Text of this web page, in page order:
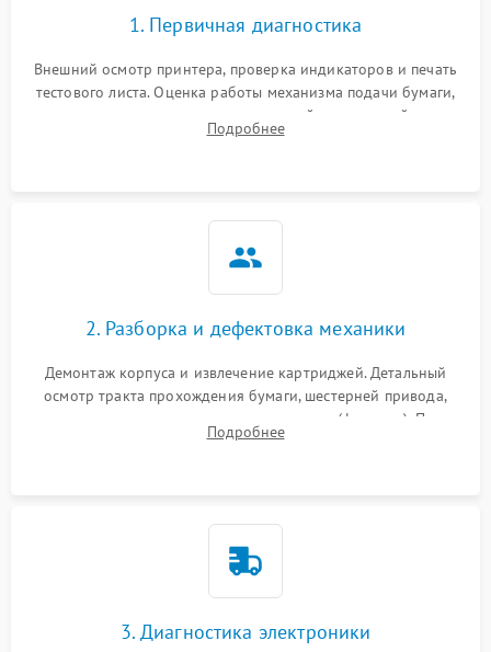
1. Первичная диагностика
Внешний осмотр принтера, проверка индикаторов и печать
тестового листа. Оценка работы механизма подачи бумаги,
выявление посторонних шумов, замятий и первичный анализ
дефектов печати (полосы, фон, пробелы).
Подробнее
2. Разборка и дефектовка механики
Демонтаж корпуса и извлечение картриджей. Детальный
осмотр тракта прохождения бумаги, шестерней привода,
роликов захвата и узла термозакрепления (фьюзера). Поиск
физического износа и повреждений деталей.
Подробнее
3. Диагностика электроники